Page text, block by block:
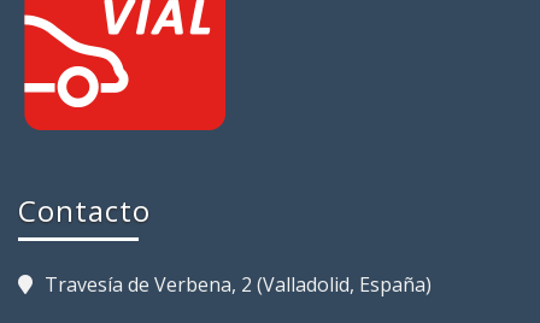
Contacto
Travesía de Verbena, 2 (Valladolid, España)